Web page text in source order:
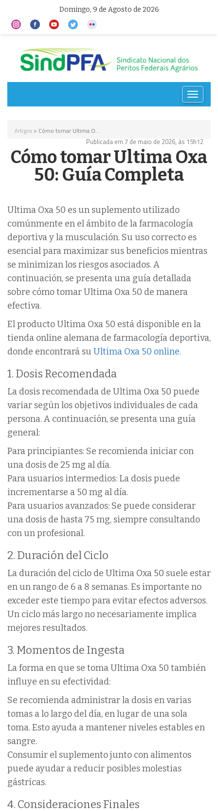
Domingo, 9 de Agosto de 2026
Toggle
Artigos > Cómo tomar Ultima O...
Publicada em 7 de maio de 2026, às 15h12
Cómo tomar Ultima Oxa
50: Guía Completa
Ultima Oxa 50 es un suplemento utilizado
comúnmente en el ámbito de la farmacología
deportiva y la musculación. Su uso correcto es
esencial para maximizar sus beneficios mientras
se minimizan los riesgos asociados. A
continuación, se presenta una guía detallada
sobre cómo tomar Ultima Oxa 50 de manera
efectiva.
El producto Ultima Oxa 50 está disponible en la
tienda online alemana de farmacología deportiva,
donde encontrará su Ultima Oxa 50 online.
1. Dosis Recomendada
La dosis recomendada de Ultima Oxa 50 puede
variar según los objetivos individuales de cada
persona. A continuación, se presenta una guía
general:
Para principiantes: Se recomienda iniciar con
una dosis de 25 mg al día.
Para usuarios intermedios: La dosis puede
incrementarse a 50 mg al día.
Para usuarios avanzados: Se puede considerar
una dosis de hasta 75 mg, siempre consultando
con un profesional.
2. Duración del Ciclo
La duración del ciclo de Ultima Oxa 50 suele estar
en un rango de 6 a 8 semanas. Es importante no
exceder este tiempo para evitar efectos adversos.
Un ciclo más largo no necesariamente implica
mejores resultados.
3. Momentos de Ingesta
La forma en que se toma Ultima Oxa 50 también
influye en su efectividad:
Se recomienda administrar la dosis en varias
tomas a lo largo del día, en lugar de una sola
toma. Esto ayuda a mantener niveles estables en
sangre.
Consumir el suplemento junto con alimentos
puede ayudar a reducir posibles molestias
gástricas.
4. Consideraciones Finales